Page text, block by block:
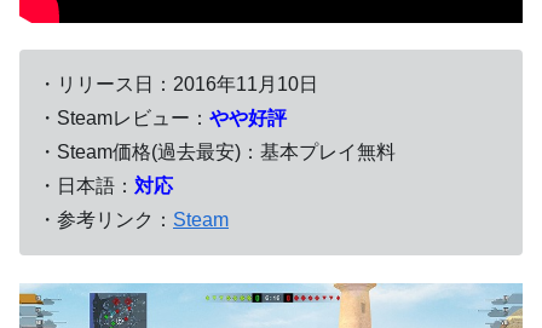
・リリース日：2016年11月10日
・Steamレビュー： やや好評
・Steam価格(過去最安)：基本プレイ無料
・日本語： 対応
・参考リンク： Steam